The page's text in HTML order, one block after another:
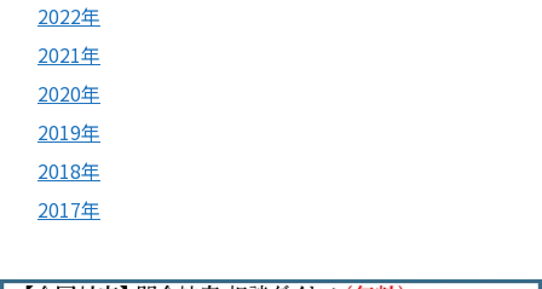
2022年
2021年
2020年
2019年
2018年
2017年